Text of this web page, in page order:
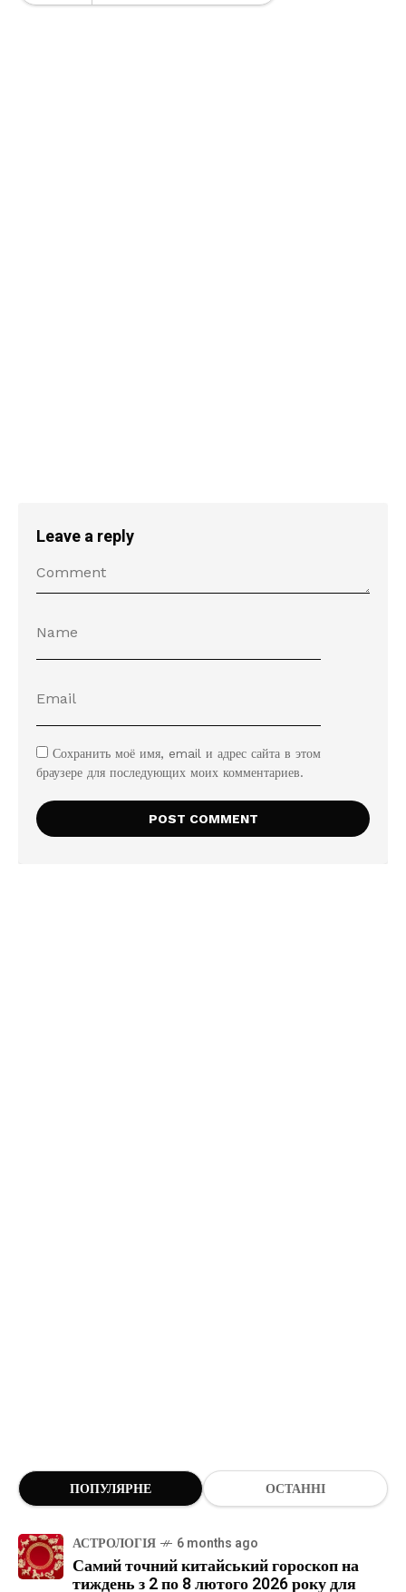
Leave a reply
Сохранить моё имя, email и адрес сайта в этом
браузере для последующих моих комментариев.
ПОПУЛЯРНЕ ОСТАННІ
АСТРОЛОГІЯ 6 months ago
Самий точний китайський гороскоп на
тиждень з 2 по 8 лютого 2026 року для